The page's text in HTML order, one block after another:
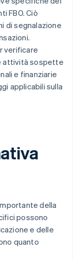
FBO. Ciò
di segnalazione
verificare
attività sospette
e finanziarie
applicabili sulla
della
possono
e delle
quanto